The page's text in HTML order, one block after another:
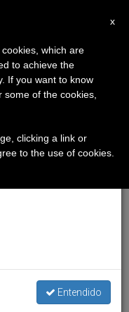
×
la pausa
de verano
y también el
Entendido
x
which are
to achieve the
If you want to know
of the cookies,
clicking a link or
to the use of cookies.